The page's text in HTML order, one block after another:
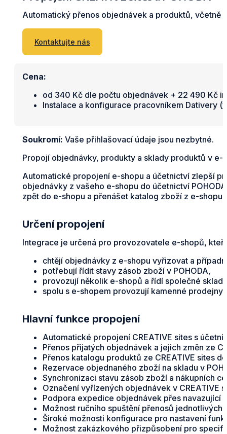
Automatický přenos objednávek a produktů, včetně
Kontaktujte nás
Cena:
od 340 Kč dle počtu objednávek + 22 490 Kč
Instalace a konfigurace pracovníkem Dativery (
Soukromí: Vaše přihlašovací údaje jsou nezbytné.
Propojí objednávky, produkty a sklady produktů v e-
Automatické propojení e-shopu a účetnictví zlepší
objednávky z vašeho e-shopu do účetnictví
zpět do e-shopu a přenášet katalog zboží z e-shopu
Určení propojení
Integrace je určená pro provozovatele e-shopů,
chtějí objednávky z e-shopu vyřizovat a
potřebují řídit stavy zásob zboží v POHODA,
provozují několik e-shopů a řídí společné
spolu s e-shopem provozují kamenné
Hlavní funkce propojení
Automatické propojení CREATIVE sites s
Přenos přijatých objednávek a jejich změn ze
Přenos katalogu produktů ze CREATIVE sites
Rezervace objednaného zboží na skladu v
Synchronizaci stavu zásob zboží a nákupních
Označení vyřízených objednávek v CREATIVE
Podpora expedice objednávek přes navazující
Možnost ručního spuštění přenosů jednotlivých
Široké možnosti konfigurace pro nastavení
Možnost zakázkového přizpůsobení pro